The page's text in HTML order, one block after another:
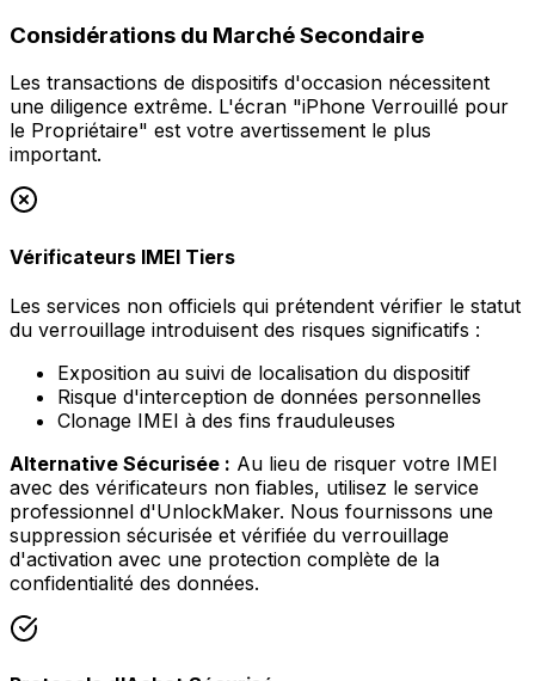
Considérations du Marché Secondaire
Les transactions de dispositifs d'occasion nécessitent
une diligence extrême. L'écran "iPhone Verrouillé pour
le Propriétaire" est votre avertissement le plus
important.
Vérificateurs IMEI Tiers
Les services non officiels qui prétendent vérifier le statut
du verrouillage introduisent des risques significatifs :
Exposition au suivi de localisation du dispositif
Risque d'interception de données personnelles
Clonage IMEI à des fins frauduleuses
Alternative Sécurisée : Au lieu de risquer votre IMEI
avec des vérificateurs non fiables, utilisez le service
professionnel d'UnlockMaker. Nous fournissons une
suppression sécurisée et vérifiée du verrouillage
d'activation avec une protection complète de la
confidentialité des données.